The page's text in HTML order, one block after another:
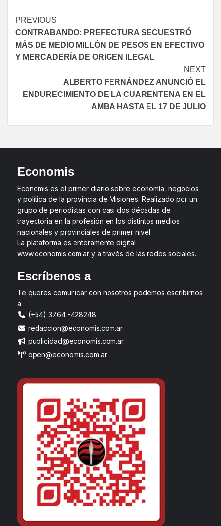
PREVIOUS
CONTRABANDO: PREFECTURA SECUESTRÓ
MÁS DE MEDIO MILLÓN DE PESOS EN EFECTIVO
Y MERCADERÍA DE ORIGEN ILEGAL
NEXT
ALBERTO FERNÁNDEZ ANUNCIÓ EL
ENDURECIMIENTO DE LA CUARENTENA EN EL
AMBA HASTA EL 17 DE JULIO
Economis
Economis es el primer diario sobre economía, negocios
y política de la provincia de Misiones. Realizado por un
grupo de periodistas con casi dos décadas de
trayectoria en la profesión en los distintos medios
nacionales y provinciales de primer nivel
La plataforma es enteramente digital
www.economis.com.ar y a través de las redes sociales.
Escríbenos a
Te queres comunicar con nosotros podemos escribirnos
a
(+54) 3764 -428248
redaccion@economis.com.ar
publicidad@economis.com.ar
open@economis.com.ar